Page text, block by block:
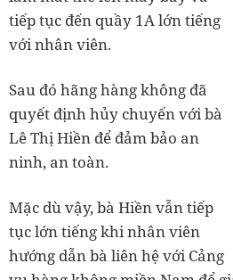
tiếp tục đến quầy 1A lớn tiếng
với nhân viên.
Sau đó hãng hàng không đã
quyết định hủy chuyến với bà
Lê Thị Hiền để đảm bảo an
ninh, an toàn.
Mặc dù vậy, bà Hiền vẫn tiếp
tục lớn tiếng khi nhân viên
hướng dẫn bà liên hệ với Cảng